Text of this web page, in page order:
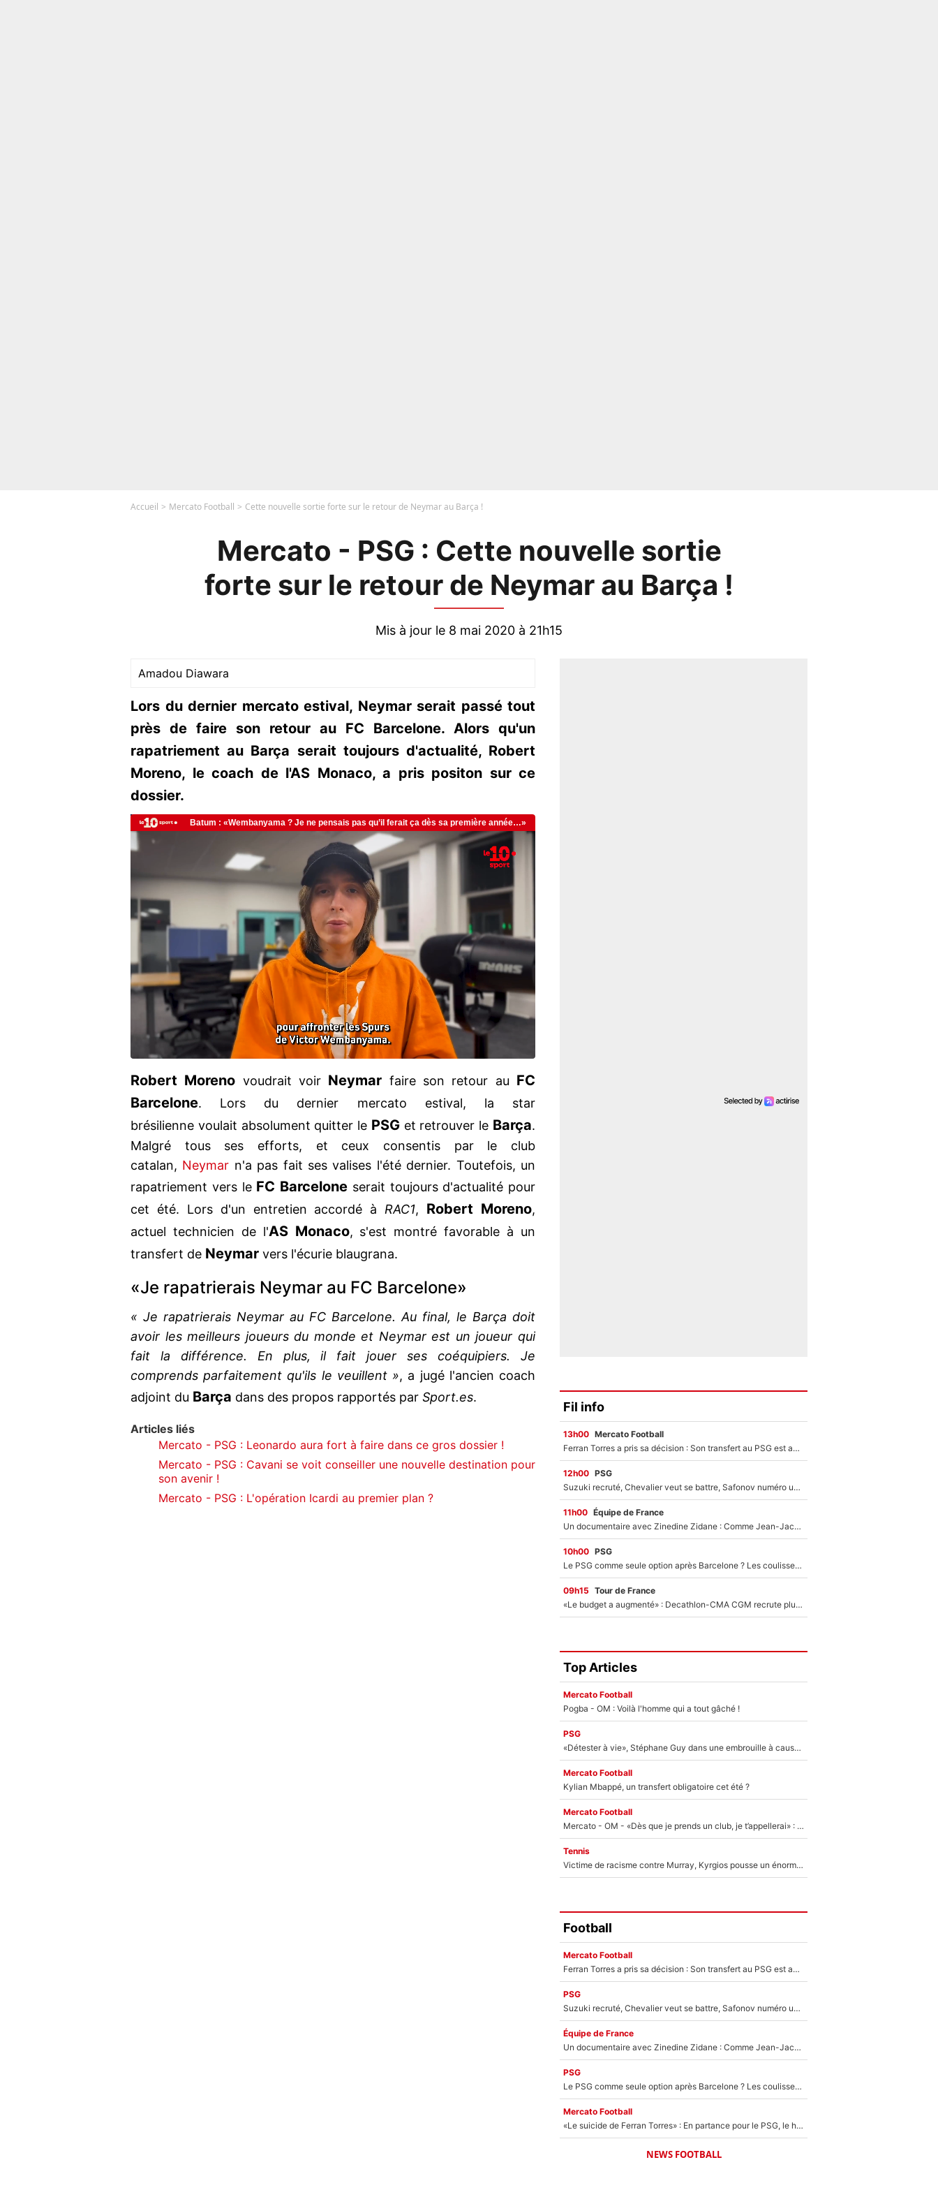
Accueil Mercato Football Cette nouvelle sortie forte sur le retour de Neymar au Barça !
Mercato - PSG : Cette nouvelle sortie
forte sur le retour de Neymar au Barça !
Mis à jour le 8 mai 2020 à 21h15
Amadou Diawara
Lors du dernier mercato estival, Neymar serait passé tout
près de faire son retour au FC Barcelone. Alors qu'un
rapatriement au Barça serait toujours d'actualité, Robert
Moreno, le coach de l'AS Monaco, a pris positon sur ce
dossier.
Robert Moreno voudrait voir Neymar faire son retour au FC
Barcelone. Lors du dernier mercato estival, la star
brésilienne voulait absolument quitter le PSGet retrouver le Barça.
Malgré tous ses efforts, et ceux consentis par le club
catalan, Neymar n'a pas fait ses valises l'été dernier. Toutefois, un
rapatriement vers le FC Barcelone serait toujours d'actualité pour
cet été. Lors d'un entretien accordé àRAC1, Robert Moreno,
actuel technicien de l'AS Monaco, s'est montré favorable à un
transfert de Neymar vers l'écurie blaugrana.
«Je rapatrierais Neymar au FC Barcelone»
« Je rapatrierais Neymar au FC Barcelone. Au final, le Barça doit
avoir les meilleurs joueurs du monde et Neymar est un joueur qui
fait la différence. En plus, il fait jouer ses coéquipiers. Je
comprends parfaitement qu'ils le veuillent », a jugé l'ancien coach
adjoint du Barça dans des propos rapportés par Sport.es.
Articles liés
Mercato - PSG : Leonardo aura fort à faire dans ce gros dossier !
Mercato - PSG : Cavani se voit conseiller une nouvelle destination pour
son avenir !
Mercato - PSG : L'opération Icardi au premier plan ?
Fil info
13h00 Mercato Football
Ferran Torres a pris sa décision : Son transfert au PSG est annoncé en Espagne !
12h00 PSG
Suzuki recruté, Chevalier veut se battre, Safonov numéro un… Le PSG se lance encore dans un gros chantier pour le poste de gardien de but
11h00 Équipe de France
Un documentaire avec Zinedine Zidane : Comme Jean-Jacques Goldman et Mylène Farmer, le nouveau sélectionneur de l'équipe de France a recalé une journaliste très connue
10h00 PSG
Le PSG comme seule option après Barcelone ? Les coulisses de la signature historique de Lionel Messi sont révélées au grand jour !
09h15 Tour de France
«Le budget a augmenté» : Decathlon-CMA CGM recrute plusieurs coureurs pour offrir à Paul Seixas une équipe pour gagner le Tour de France 2027
Top Articles
Mercato Football
Pogba - OM : Voilà l'homme qui a tout gâché !
PSG
«Détester à vie», Stéphane Guy dans une embrouille à cause du PSG !
Mercato Football
Kylian Mbappé, un transfert obligatoire cet été ?
Mercato Football
Mercato - OM - «Dès que je prends un club, je t’appellerai» : La promesse de Marcelino au moment de claquer la porte
Tennis
Victime de racisme contre Murray, Kyrgios pousse un énorme coup de gueule !
Football
Mercato Football
Ferran Torres a pris sa décision : Son transfert au PSG est annoncé en Espagne !
PSG
Suzuki recruté, Chevalier veut se battre, Safonov numéro un… Le PSG se lance encore dans un gros chantier pour le poste de gardien de but
Équipe de France
Un documentaire avec Zinedine Zidane : Comme Jean-Jacques Goldman et Mylène Farmer, le nouveau sélectionneur de l'équipe de France a recalé une journaliste très connue
PSG
Le PSG comme seule option après Barcelone ? Les coulisses de la signature historique de Lionel Messi sont révélées au grand jour !
Mercato Football
«Le suicide de Ferran Torres» : En partance pour le PSG, le héros de la finale de la Coupe du monde s'attire les foudres de la presse espagnole !
NEWS FOOTBALL